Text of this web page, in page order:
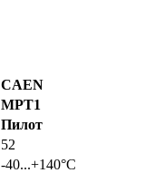
CAEN
MPT1
Пилот
52
-40...+140°С